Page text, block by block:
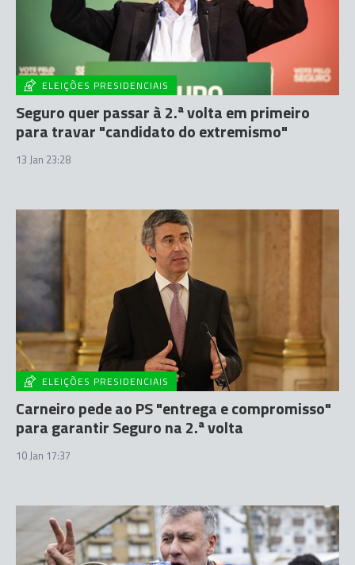
ELEIÇÕES PRESIDENCIAIS
Seguro quer passar à 2.ª volta em primeiro
para travar "candidato do extremismo"
13 Jan 23:28
ELEIÇÕES PRESIDENCIAIS
Carneiro pede ao PS "entrega e compromisso"
para garantir Seguro na 2.ª volta
10 Jan 17:37